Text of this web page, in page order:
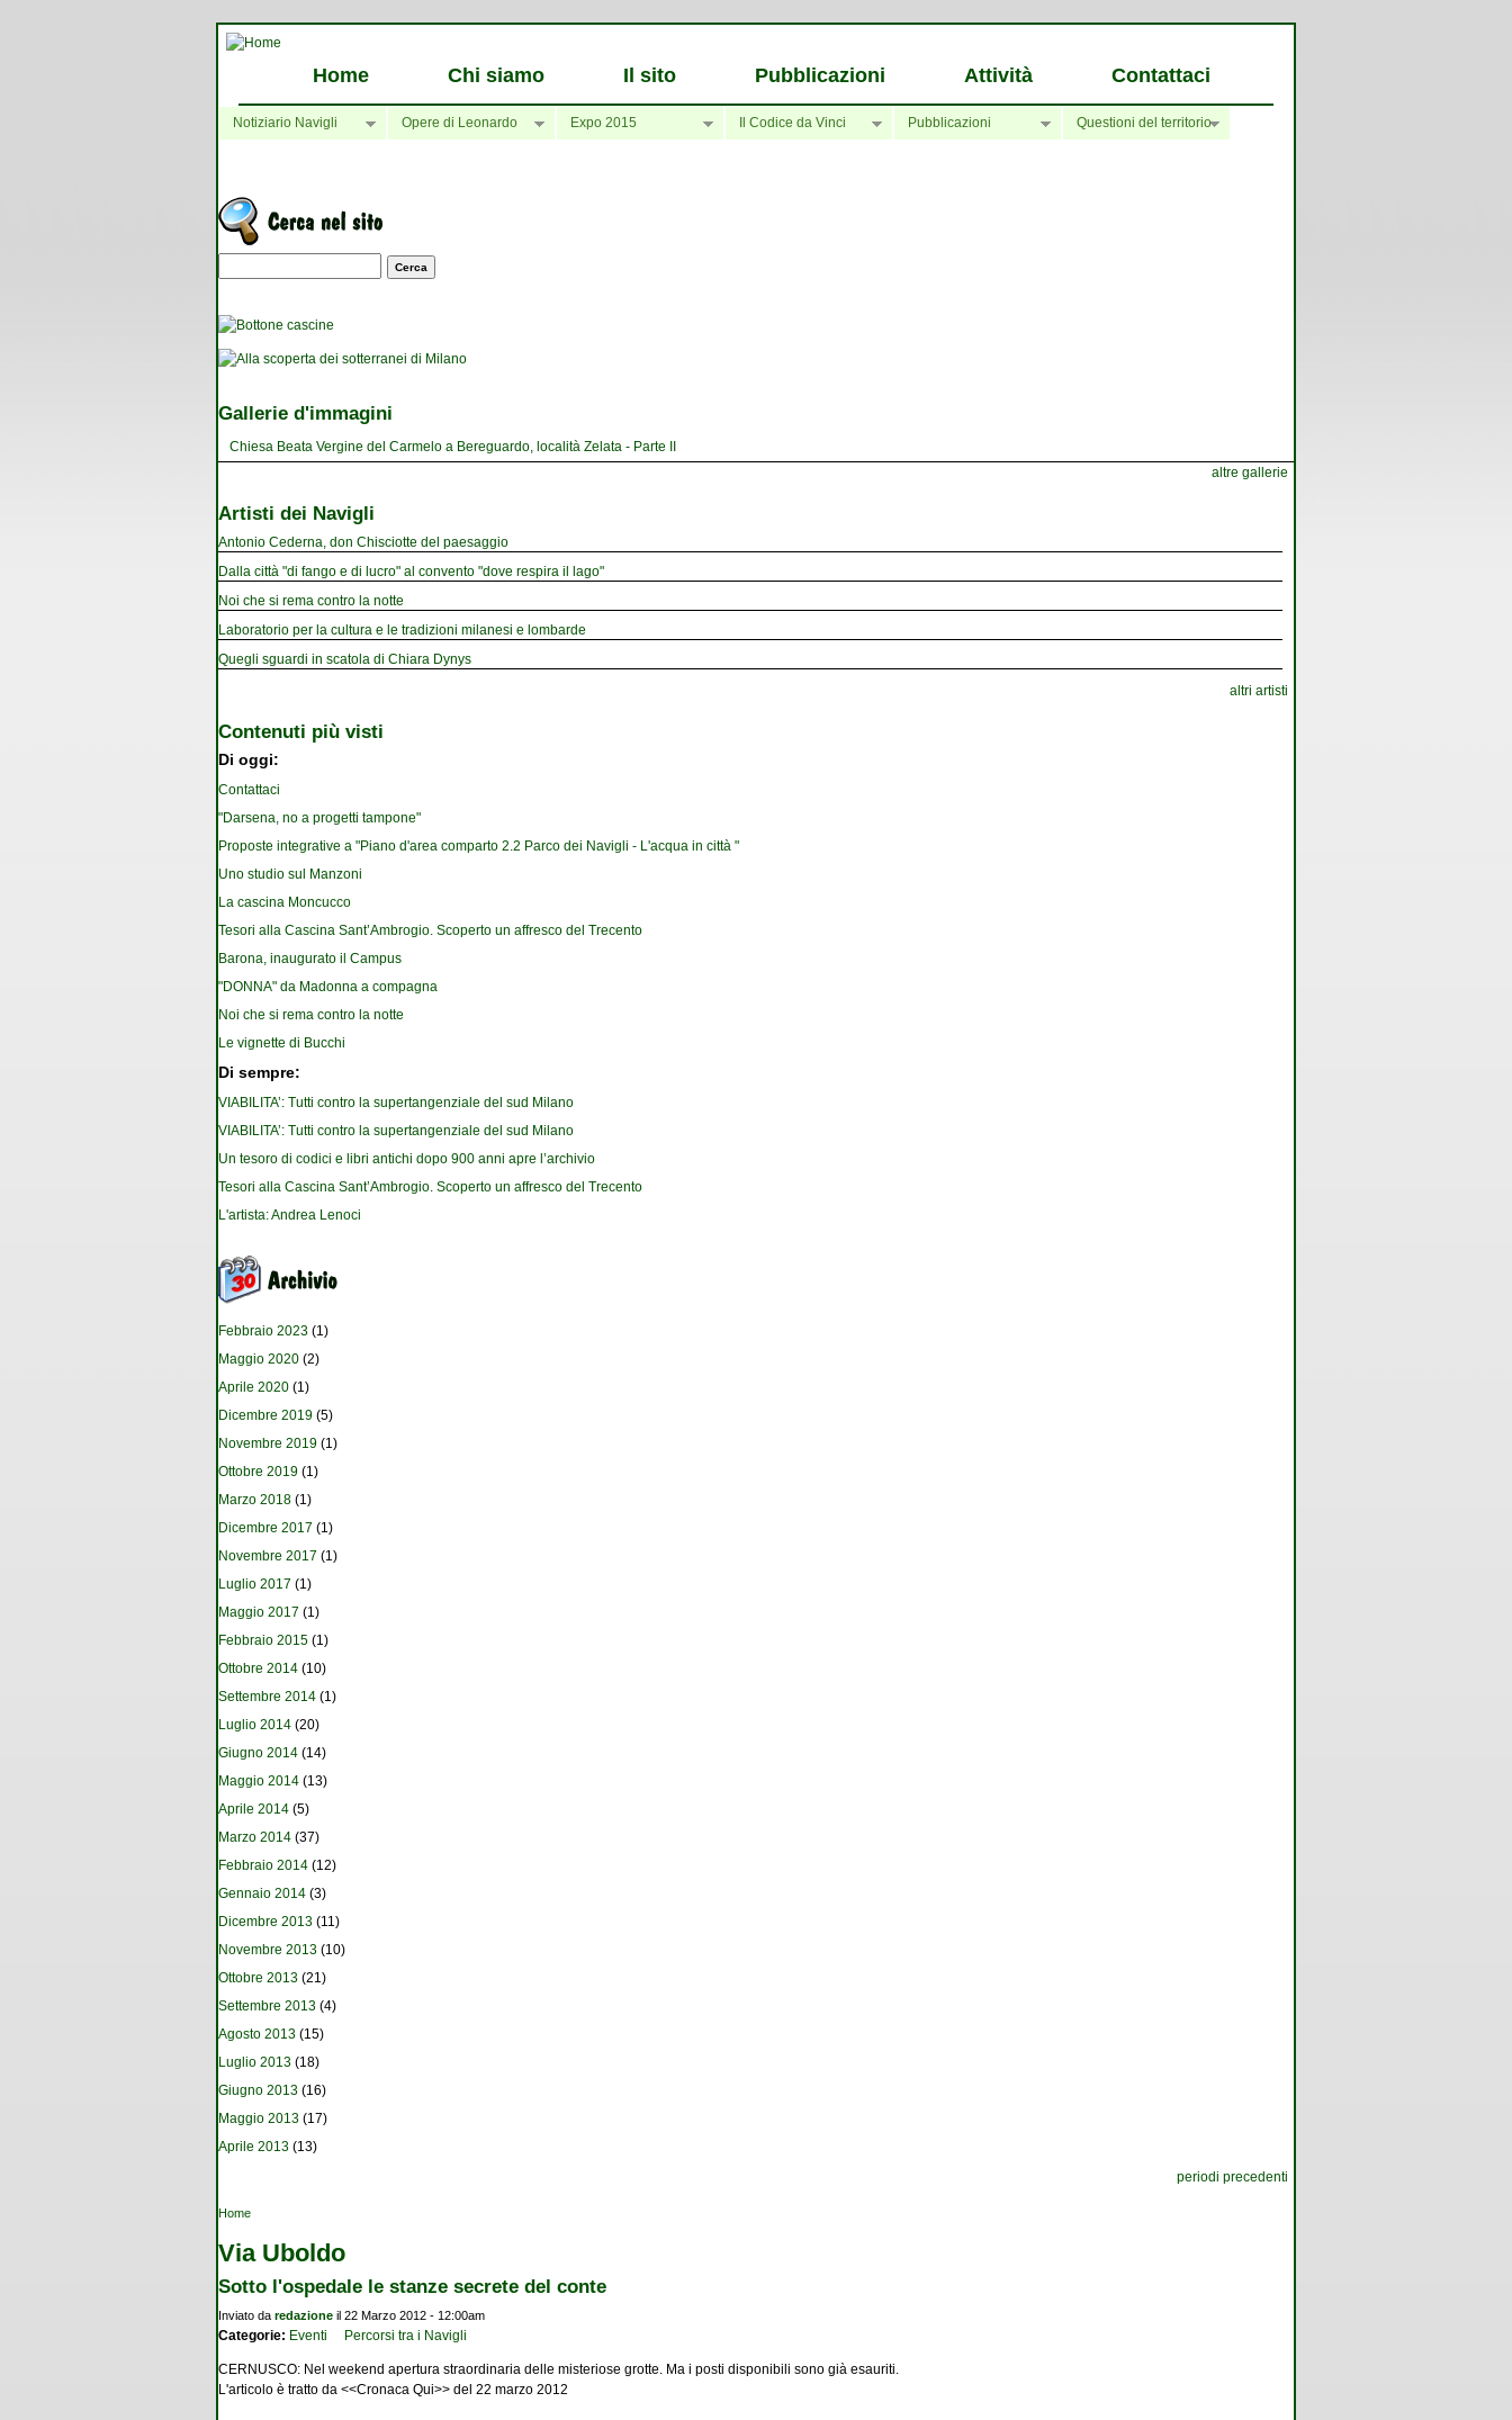
Home Chi siamo Il sito Pubblicazioni Attività Contattaci
Notiziario Navigli Opere di Leonardo Expo 2015 Il Codice da Vinci Pubblicazioni Questioni del territorio
Maschera di ricerca
Gallerie d'immagini
Chiesa Beata Vergine del Carmelo a Bereguardo, località Zelata - Parte II
altre gallerie
Artisti dei Navigli
Antonio Cederna, don Chisciotte del paesaggio
Dalla città "di fango e di lucro" al convento "dove respira il lago"
Noi che si rema contro la notte
Laboratorio per la cultura e le tradizioni milanesi e lombarde
Quegli sguardi in scatola di Chiara Dynys
altri artisti
Contenuti più visti
Di oggi:
Contattaci
"Darsena, no a progetti tampone"
Proposte integrative a "Piano d'area comparto 2.2 Parco dei Navigli - L'acqua in città "
Uno studio sul Manzoni
La cascina Moncucco
Tesori alla Cascina Sant’Ambrogio. Scoperto un affresco del Trecento
Barona, inaugurato il Campus
"DONNA" da Madonna a compagna
Noi che si rema contro la notte
Le vignette di Bucchi
Di sempre:
VIABILITA’: Tutti contro la supertangenziale del sud Milano
VIABILITA’: Tutti contro la supertangenziale del sud Milano
Un tesoro di codici e libri antichi dopo 900 anni apre l’archivio
Tesori alla Cascina Sant’Ambrogio. Scoperto un affresco del Trecento
L'artista: Andrea Lenoci
Febbraio 2023 (1)
Maggio 2020 (2)
Aprile 2020 (1)
Dicembre 2019 (5)
Novembre 2019 (1)
Ottobre 2019 (1)
Marzo 2018 (1)
Dicembre 2017 (1)
Novembre 2017 (1)
Luglio 2017 (1)
Maggio 2017 (1)
Febbraio 2015 (1)
Ottobre 2014 (10)
Settembre 2014 (1)
Luglio 2014 (20)
Giugno 2014 (14)
Maggio 2014 (13)
Aprile 2014 (5)
Marzo 2014 (37)
Febbraio 2014 (12)
Gennaio 2014 (3)
Dicembre 2013 (11)
Novembre 2013 (10)
Ottobre 2013 (21)
Settembre 2013 (4)
Agosto 2013 (15)
Luglio 2013 (18)
Giugno 2013 (16)
Maggio 2013 (17)
Aprile 2013 (13)
periodi precedenti
Tu sei qui
Home
Via Uboldo
Sotto l'ospedale le stanze secrete del conte
Inviato da redazione il 22 Marzo 2012 - 12:00am
Categorie: Eventi Percorsi tra i Navigli
CERNUSCO: Nel weekend apertura straordinaria delle misteriose grotte. Ma i posti disponibili sono già esauriti.
L'articolo è tratto da <<Cronaca Qui>> del 22 marzo 2012